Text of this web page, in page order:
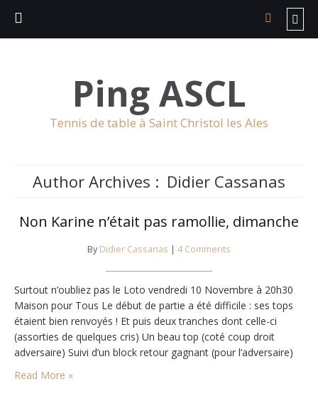
Ping ASCL
Tennis de table à Saint Christol les Ales
Author Archives : Didier Cassanas
Non Karine n’était pas ramollie, dimanche
By Didier Cassanas | 4 Comments
Surtout n’oubliez pas le Loto vendredi 10 Novembre à 20h30
Maison pour Tous Le début de partie a été difficile : ses tops
étaient bien renvoyés ! Et puis deux tranches dont celle-ci
(assorties de quelques cris) Un beau top (coté coup droit
adversaire) Suivi d’un block retour gagnant (pour l’adversaire)
dans la diagonale Karine a un peu ralenti son…
Read More »